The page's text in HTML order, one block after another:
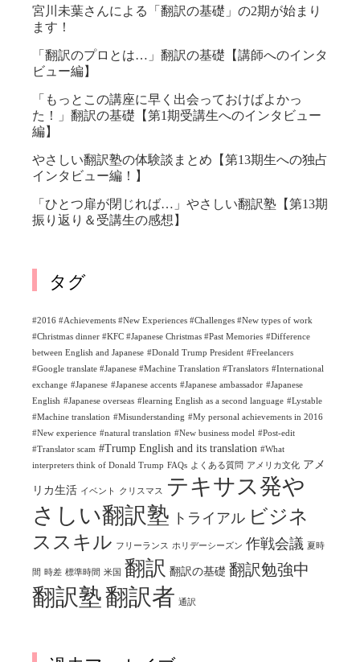
宮川未葉さんによる「翻訳の基礎」の2期が始まり
ます！
「翻訳のプロとは…」翻訳の基礎【講師へのインタ
ビュー編】
「もっとこの講座に早く出会っておけばよかっ
た！」翻訳の基礎【第1期受講生へのインタビュー
編】
やさしい翻訳塾の体験談まとめ【第13期生への独占
インタビュー編！】
「ひとつ扉が閉じれば…」やさしい翻訳塾【第13期
振り返り＆受講生の感想】
タグ
#2016 #Achievements #New Experiences #Challenges #New types of work
#Christmas dinner #KFC #Japanese Christmas #Past Memories #Difference
between English and Japanese #Donald Trump President #Freelancers
#Google translate #Japanese #Machine Translation #Translators #International
exchange #Japanese #Japanese accents #Japanese ambassador #Japanese
English #Japanese overseas #learning English as a second language #Lystable
#Machine translation #Misunderstanding #My personal achievements in 2016
#New experience #natural translation #New business model #Post-edit
#Translator scam #Trump English and its translation #What
interpreters think of Donald Trump FAQs よくある質問 アメリカ文化 アメ
リカ生活 イベント クリスマス
テキサス発や
さしい翻訳塾 トライアル ビジネ
ススキル フリーランス ホリデーシーズン 作戦会議 夏時
間 時差 標準時間 米国 翻訳 翻訳の基礎 翻訳勉強中
翻訳塾翻訳者 通訳